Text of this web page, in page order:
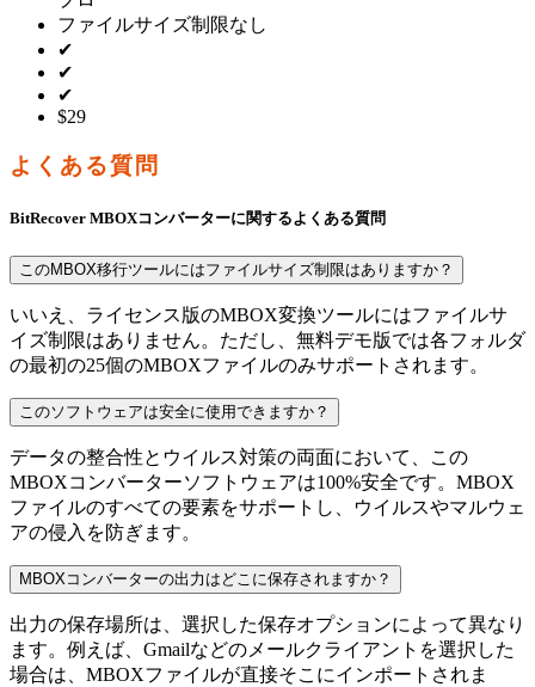
ファイルサイズ制限なし
✔
✔
✔
$29
よくある質問
BitRecover MBOXコンバーターに関するよくある質問
このMBOX移行ツールにはファイルサイズ制限はありますか？
いいえ、ライセンス版のMBOX変換ツールにはファイルサ
イズ制限はありません。ただし、無料デモ版では各フォルダ
の最初の25個のMBOXファイルのみサポートされます。
このソフトウェアは安全に使用できますか？
データの整合性とウイルス対策の両面において、この
MBOXコンバーターソフトウェアは100%安全です。MBOX
ファイルのすべての要素をサポートし、ウイルスやマルウェ
アの侵入を防ぎます。
MBOXコンバーターの出力はどこに保存されますか？
出力の保存場所は、選択した保存オプションによって異なり
ます。例えば、Gmailなどのメールクライアントを選択した
場合は、MBOXファイルが直接そこにインポートされま